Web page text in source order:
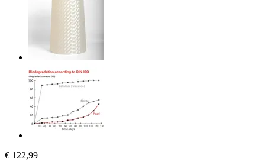
€ 122,99